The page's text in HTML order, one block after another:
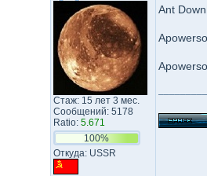
Стаж: 15 лет 3 мес.
Сообщений: 5178
Ratio: 5.671
100%
Откуда: USSR
Ant